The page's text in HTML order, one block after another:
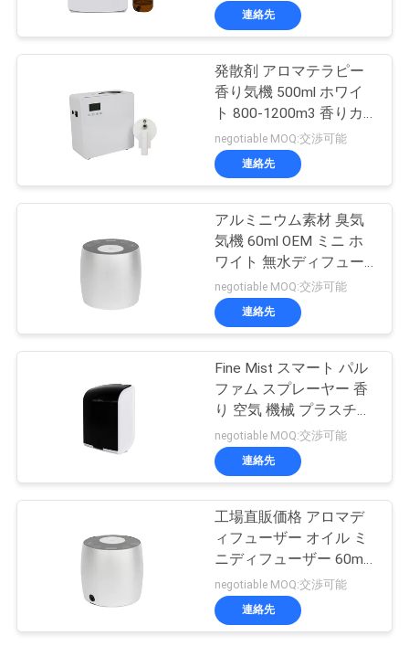
連絡先
発散剤 アロマテラピー
香り気機 500ml ホワイ
ト 800-1200m3 香りカ
バー
negotiable MOQ:交渉可能
連絡先
アルミニウム素材 臭気
気機 60ml OEM ミニ ホ
ワイト 無水ディフュー
ザー
negotiable MOQ:交渉可能
連絡先
Fine Mist スマート パル
ファム スプレーヤー 香
り 空気 機械 プラスチッ
ク ロス Fcc 承認 Aroma
negotiable MOQ:交渉可能
連絡先
工場直販価格 アロマデ
ィフューザー オイル ミ
ニディフューザー 60ml
アルミ
negotiable MOQ:交渉可能
連絡先